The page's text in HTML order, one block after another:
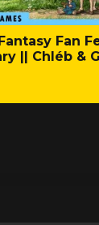
Fan
|| Chléb &